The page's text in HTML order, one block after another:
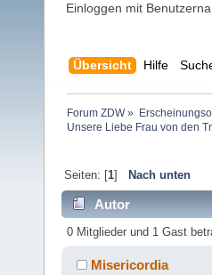
Einloggen mit
Übersicht Hilfe
Forum ZDW»
Unsere Liebe Frau von den
Seiten: [1] Nach unten
Autor
0 Mitglieder und 1 Gast
Misericordia